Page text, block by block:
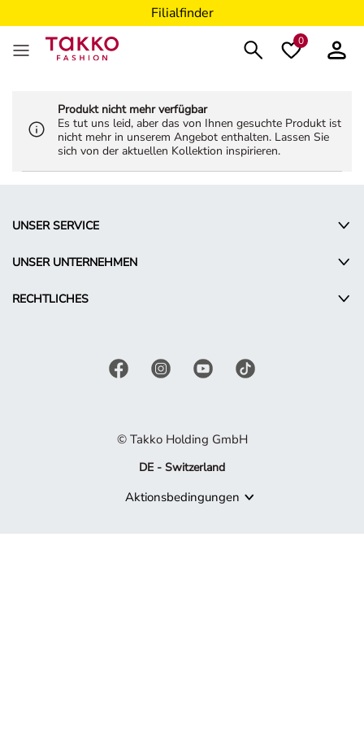
Filialfinder
0
Produkt nicht mehr verfügbar
Es tut uns leid, aber das von Ihnen gesuchte Produkt ist
nicht mehr in unserem Angebot enthalten. Lassen Sie
sich von der aktuellen Kollektion inspirieren.
UNSER SERVICE
UNSER UNTERNEHMEN
RECHTLICHES
© Takko Holding GmbH
DE - Switzerland
Aktionsbedingungen